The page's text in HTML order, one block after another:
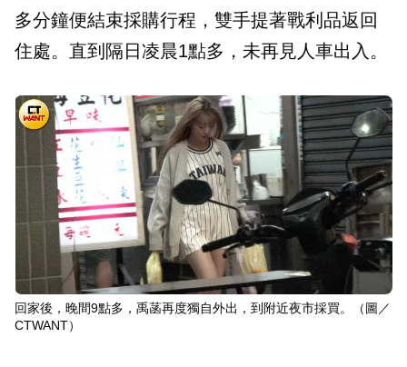
多分鐘便結束採購行程，雙手提著戰利品返回
住處。直到隔日凌晨1點多，未再見人車出入。
回家後，晚間9點多，禹菡再度獨自外出，到附近夜市採買。（圖／
CTWANT）